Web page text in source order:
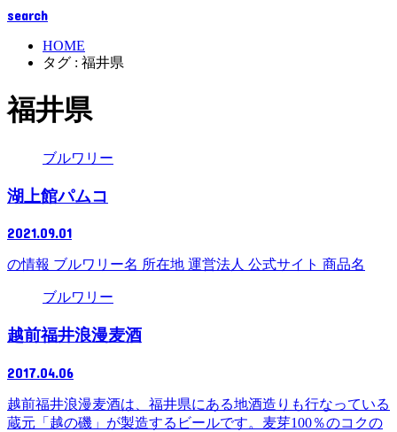
search
HOME
タグ : 福井県
福井県
ブルワリー
湖上館パムコ
2021.09.01
の情報 ブルワリー名 所在地 運営法人 公式サイト 商品名
ブルワリー
越前福井浪漫麦酒
2017.04.06
越前福井浪漫麦酒は、福井県にある地酒造りも行なっている
蔵元「越の磯」が製造するビールです。麦芽100％のコクの